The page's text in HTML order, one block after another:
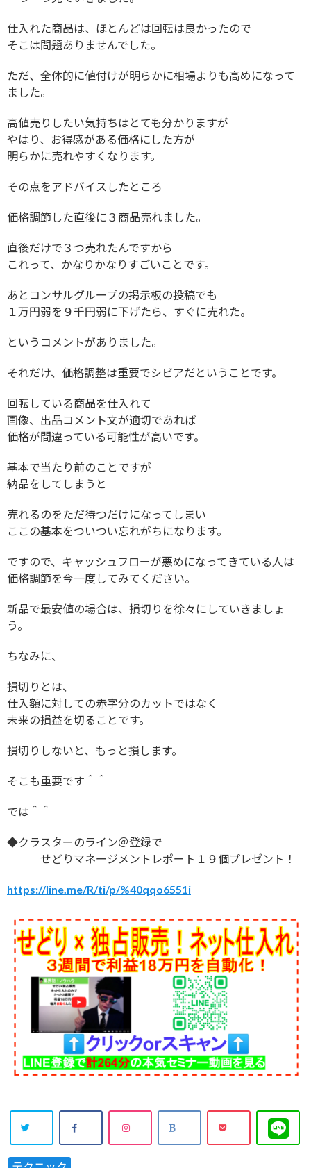
仕入れた商品は、ほとんどは回転は良かったので
そこは問題ありませんでした。
ただ、全体的に値付けが明らかに相場よりも高めになって
ました。
高値売りしたい気持ちはとても分かりますが
やはり、お得感がある価格にした方が
明らかに売れやすくなります。
その点をアドバイスしたところ
価格調節した直後に３商品売れました。
直後だけで３つ売れたんですから
これって、かなりかなりすごいことです。
あとコンサルグループの掲示板の投稿でも
１万円弱を９千円弱に下げたら、すぐに売れた。
というコメントがありました。
それだけ、価格調整は重要でシビアだということです。
回転している商品を仕入れて
画像、出品コメント文が適切であれば
価格が間違っている可能性が高いです。
基本で当たり前のことですが
納品をしてしまうと
売れるのをただ待つだけになってしまい
ここの基本をついつい忘れがちになります。
ですので、キャッシュフローが悪めになってきている人は
価格調節を今一度してみてください。
新品で最安値の場合は、損切りを徐々にしていきましょ
う。
ちなみに、
損切りとは、
仕入額に対しての赤字分のカットではなく
未来の損益を切ることです。
損切りしないと、もっと損します。
そこも重要です＾＾
では＾＾
◆クラスターのライン＠登録で
せどりマネージメントレポート１９個プレゼント！
https://line.me/R/ti/p/%40qqo6551i